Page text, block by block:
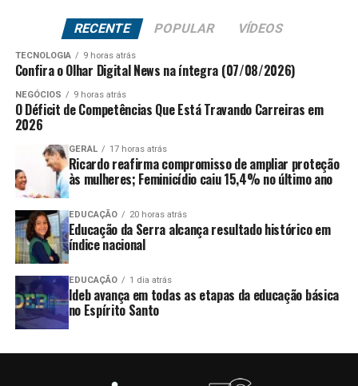
RECENTE POPULAR VÍDEOS
TECNOLOGIA 9 horas atrás
Confira o Olhar Digital News na íntegra (07/08/2026)
NEGÓCIOS 9 horas atrás
O Déficit de Competências Que Está Travando Carreiras em
2026
GERAL 17 horas atrás
Ricardo reafirma compromisso de ampliar proteção
às mulheres; Feminicídio caiu 15,4% no último ano
EDUCAÇÃO 20 horas atrás
Educação da Serra alcança resultado histórico em
índice nacional
EDUCAÇÃO 1 dia atrás
Ideb avança em todas as etapas da educação básica
no Espírito Santo